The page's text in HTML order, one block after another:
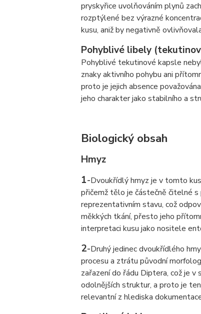
pryskyřice uvolňováním plynů
rozptýlené bez výrazné
kusu, aniž by negativně
Pohyblivé libely
Pohyblivé tekutinové kapsle
znaky aktivního pohybu ani
proto je jejich absence
jeho charakter jako stabilního a
Biologický obsah
Hmyz
1-Dvoukřídlý hmyz je v tomto
přičemž tělo je částečně čitelné s
reprezentativním stavu, což
měkkých tkání, přesto jeho
interpretaci kusu jako nositele
2-Druhý jedinec dvoukřídlého
procesu a ztrátu původní
zařazení do řádu Diptera, což je
odolnějších struktur, a proto je
relevantní z hlediska